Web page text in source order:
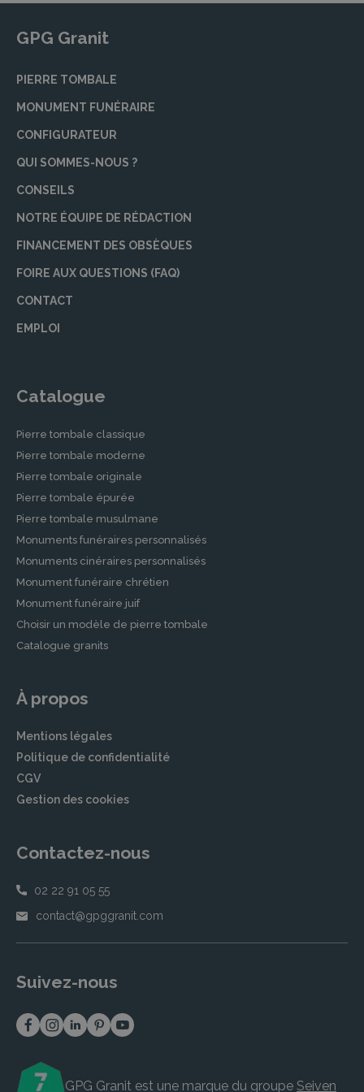
GPG Granit
PIERRE TOMBALE
MONUMENT FUNÉRAIRE
CONFIGURATEUR
QUI SOMMES-NOUS ?
CONSEILS
NOTRE ÉQUIPE DE RÉDACTION
FINANCEMENT DES OBSÈQUES
FOIRE AUX QUESTIONS (FAQ)
CONTACT
EMPLOI
Catalogue
Pierre tombale classique
Pierre tombale moderne
Pierre tombale originale
Pierre tombale épurée
Pierre tombale musulmane
Monuments funéraires personnalisés
Monuments cinéraires personnalisés
Monument funéraire chrétien
Monument funéraire juif
Choisir un modèle de pierre tombale
Catalogue granits
À propos
Mentions légales
Politique de confidentialité
CGV
Gestion des cookies
Contactez-nous
02 22 91 05 55
contact@gpggranit.com
Suivez-nous
GPG Granit est une marque du groupe Seiven